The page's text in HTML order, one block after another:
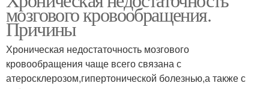
мозгового кровообращения.
Причины
Хроническая недостаточность мозгового
кровообращения чаще всего связана с
атеросклерозом,гипертонической болезнью,а также с